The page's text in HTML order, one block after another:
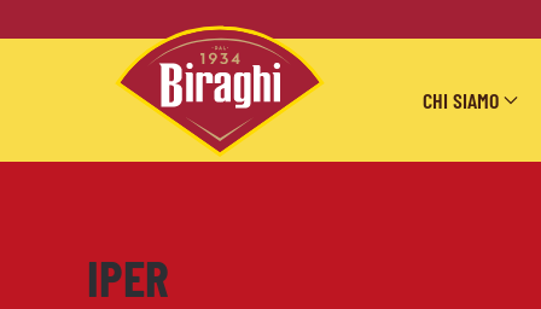
Skip to main content
CHI SIAMO
IPER